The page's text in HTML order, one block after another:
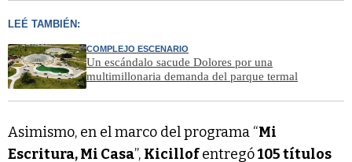
LEÉ TAMBIÉN:
COMPLEJO ESCENARIO
Un escándalo sacude Dolores por una
multimillonaria demanda del parque termal
Asimismo, en el marco del programa “Mi
Escritura, Mi Casa”, Kicillofentregó105 títulos